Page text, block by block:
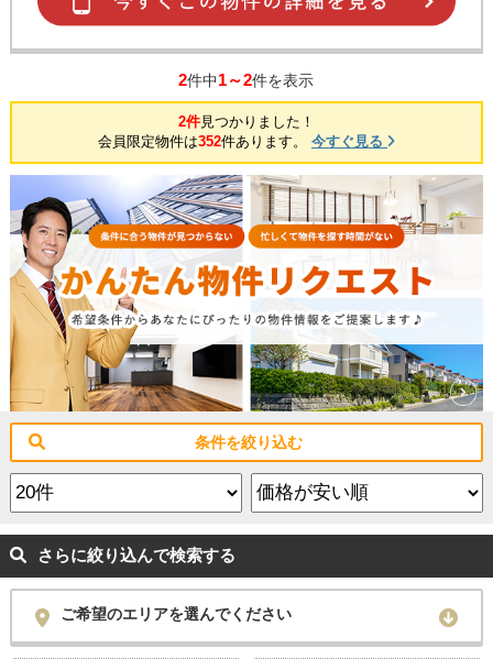
2件中1～2件を表示
2件見つかりました！
会員限定物件は352件あります。 今すぐ見る
条件を絞り込む
さらに絞り込んで検索する
ご希望のエリアを選んでください